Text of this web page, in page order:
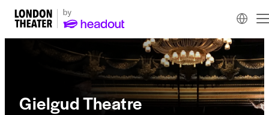
Gielgud Theatre